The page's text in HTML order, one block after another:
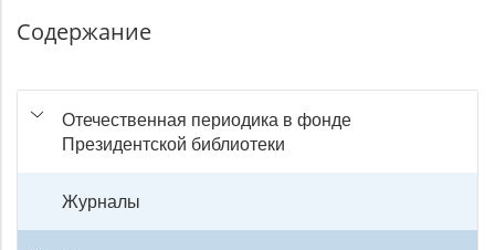
Содержание
Отечественная периодика в фонде
Президентской библиотеки
Журналы